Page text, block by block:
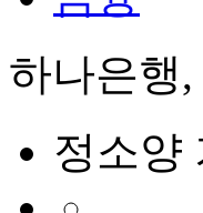
하나은행
정소양